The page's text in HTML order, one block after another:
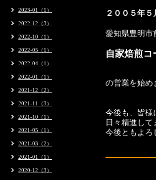
２００５年５
愛知県豊明市
自家焙煎
の営業を始め
今後も、皆様
日々精進して
今後ともよろ
2023-01（1）
2022-12（3）
2022-10（1）
2022-05（1）
2022-04（1）
2022-01（1）
2021-12（2）
2021-11（3）
2021-10（1）
2021-05（1）
2021-03（2）
2021-01（1）
2020-12（3）